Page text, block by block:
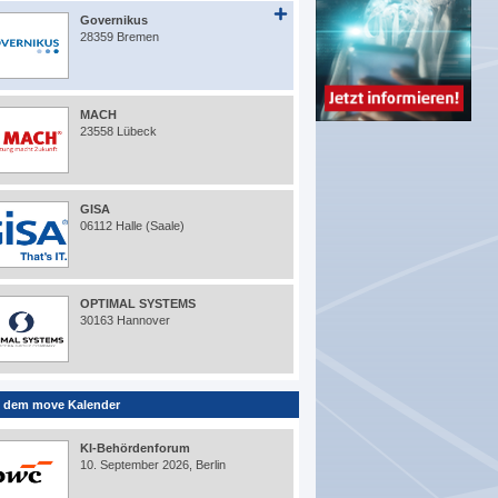
Governikus
28359 Bremen
MACH
23558 Lübeck
GISA
06112 Halle (Saale)
OPTIMAL SYSTEMS
30163 Hannover
dem move Kalender
KI-Behördenforum
10. September 2026, Berlin